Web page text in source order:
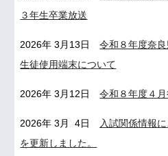
３年生卒業放送
2026年 3月13日令和８年度奈
生徒使用端末について
2026年3 月 12日令和８年度４
2026年3 月4日 入試関係情報に
を更新しました。